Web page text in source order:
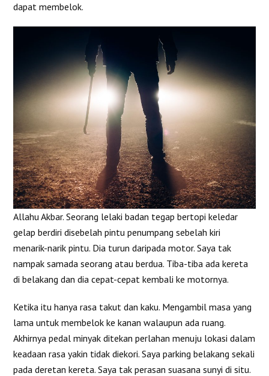
dapat membelok.
Allahu Akbar. Seorang lelaki badan tegap bertopi keledar
gelap berdiri disebelah pintu penumpang sebelah kiri
menarik-narik pintu. Dia turun daripada motor. Saya tak
nampak samada seorang atau berdua. Tiba-tiba ada kereta
di belakang dan dia cepat-cepat kembali ke motornya.
Ketika itu hanya rasa takut dan kaku. Mengambil masa yang
lama untuk membelok ke kanan walaupun ada ruang.
Akhirnya pedal minyak ditekan perlahan menuju lokasi dalam
keadaan rasa yakin tidak diekori. Saya parking belakang sekali
pada deretan kereta. Saya tak perasan suasana sunyi di situ.